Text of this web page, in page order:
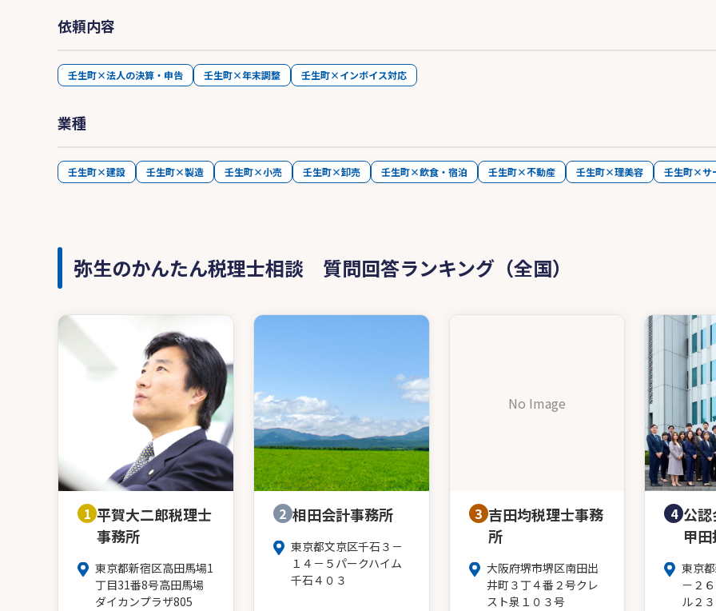
依頼内容
壬生町×法人の決算・申告 壬生町×年末調整 壬生町×インボイス対応
業種
壬生町×建設 壬生町×製造 壬生町×小売 壬生町×卸売 壬生町×飲食・宿泊 壬生町×不動産 壬生町×理美容 壬生町×サ
弥生のかんたん税理士相談 質問回答ランキング（全国）
1 平賀大二郎税理士
事務所
東京都新宿区高田馬場1
丁目31番8号高田馬場
ダイカンプラザ805
2 相田会計事務所
東京都文京区千石３－
１４－５パークハイム
千石４０３
No Image
3 吉田均税理士事務
所
大阪府堺市堺区南田出
井町３丁４番２号クレ
スト泉１０３号
4 公
甲
東京
－２
ル２